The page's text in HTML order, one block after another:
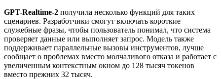
GPT-Realtime-2 получила несколько функций для таких
сценариев. Разработчики смогут включать короткие
служебные фразы, чтобы пользователь понимал, что система
проверяет данные или выполняет запрос. Модель также
поддерживает параллельные вызовы инструментов, лучше
сообщает о проблемах вместо молчаливого отказа и работает с
увеличенным контекстным окном до 128 тысяч токенов
вместо прежних 32 тысяч.